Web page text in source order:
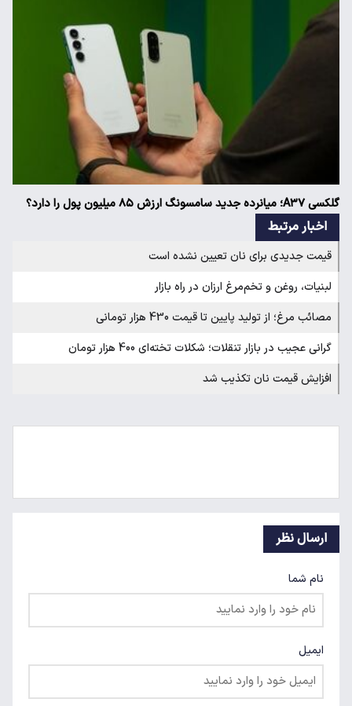
گلکسی A۳۷؛ میانرده جدید سامسونگ ارزش ۸۵ میلیون پول را دارد؟
اخبار مرتبط
قیمت جدیدی برای نان تعیین نشده است
لبنیات، روغن و تخم‌مرغ ارزان‌ در راه بازار
مصائب مرغ؛ از تولید پایین تا قیمت 430 هزار تومانی
گرانی عجیب در بازار تنقلات؛ شکلات تخته‌ای 400 هزار تومان
افزایش قیمت نان تکذیب شد
ارسال نظر
نام شما
ایمیل